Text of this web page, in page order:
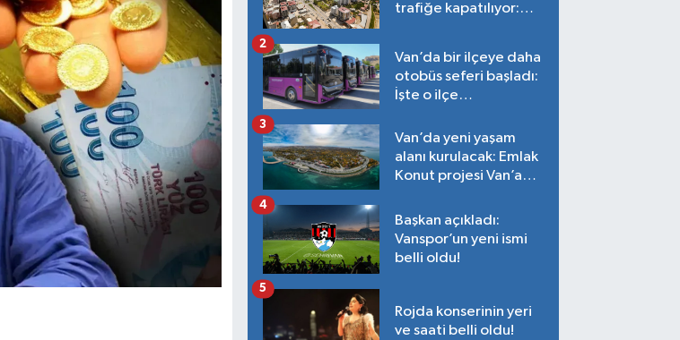
trafiğe kapatılıyor:
Van’da bir ilçeye daha
otobüs seferi başladı:
İşte o ilçe…
2
Van’da yeni yaşam
alanı kurulacak: Emlak
Konut projesi Van’a
3
Başkan açıkladı:
Vanspor’un yeni ismi
belli oldu!
4
Rojda konserinin yeri
ve saati belli oldu!
5